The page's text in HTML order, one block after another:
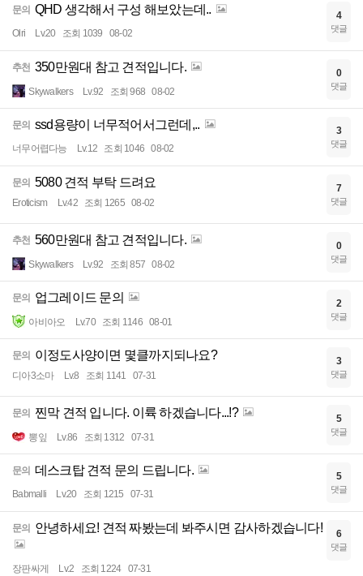
문의 QHD 생각해서 구성 해보았는데..
Olri Lv.20 조회 1039 08-02
4
댓글
추천 350만원대 참고 견적입니다.
Skywalkers Lv.92 조회 968 08-02
0
댓글
문의 ssd용량이 너무적어서그런데,..
너무어렵다능 Lv.12 조회 1046 08-02
3
댓글
문의 5080 견적 부탁 드려요
Eroticism Lv.42 조회 1265 08-02
7
댓글
추천 560만원대 참고 견적입니다.
Skywalkers Lv.92 조회 857 08-02
0
댓글
문의 업그레이드 문의
아비아오 Lv.70 조회 1146 08-01
2
댓글
문의 이정도사양이면 몇클까지되나요?
디아3소마 Lv.8 조회 1141 07-31
3
댓글
문의 찐막 견적 입니다. 이륙 하겠습니다...!?
뽕잎 Lv.86 조회 1312 07-31
5
댓글
문의 데스크탑 견적 문의 드립니다.
Babmalli Lv.20 조회 1215 07-31
5
댓글
문의 안녕하세요! 견적 짜봤는데 봐주시면 감사하겠습니다!
장판싸게 Lv.2 조회 1224 07-31
6
댓글